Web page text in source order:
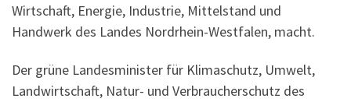
Wirtschaft, Energie, Industrie, Mittelstand und
Handwerk des Landes Nordrhein-Westfalen, macht.
Der grüne Landesminister für Klimaschutz, Umwelt,
Landwirtschaft, Natur- und Verbraucherschutz des